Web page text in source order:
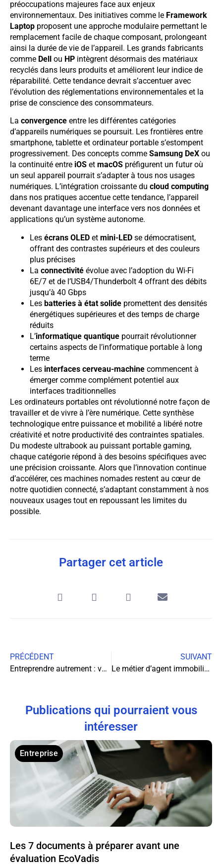
préoccupations majeures face aux enjeux
environnementaux. Des initiatives comme le Framework
Laptop proposent une approche modulaire permettant le
remplacement facile de chaque composant, prolongeant
ainsi la durée de vie de l’appareil. Les grands fabricants
comme Dell ou HP intègrent désormais des matériaux
recyclés dans leurs produits et améliorent leur indice de
réparabilité. Cette tendance devrait s’accentuer avec
l’évolution des réglementations environnementales et la
prise de conscience des consommateurs.
La convergence entre les différentes catégories
d’appareils numériques se poursuit. Les frontières entre
smartphone, tablette et ordinateur portable s’estompent
progressivement. Des concepts comme Samsung DeX ou
la continuité entre iOS et macOS préfigurent un futur où
un seul appareil pourrait s’adapter à tous nos usages
numériques. L’intégration croissante du cloud computing
dans nos pratiques accentue cette tendance, l’appareil
devenant davantage une interface vers nos données et
applications qu’un système autonome.
Les écrans OLED et mini-LED se démocratisent,
offrant des contrastes supérieurs et des couleurs
plus précises
La connectivité évolue avec l’adoption du Wi-Fi
6E/7 et de l’USB4/Thunderbolt 4 offrant des débits
jusqu’à 40 Gbps
Les batteries à état solide promettent des densités
énergétiques supérieures et des temps de charge
réduits
L’informatique quantique pourrait révolutionner
certains aspects de l’informatique portable à long
terme
Les interfaces cerveau-machine commencent à
émerger comme complément potentiel aux
interfaces traditionnelles
Les ordinateurs portables ont révolutionné notre façon de
travailler et de vivre à l’ère numérique. Cette synthèse
technologique entre puissance et mobilité a libéré notre
créativité et notre productivité des contraintes spatiales.
Du modeste ultrabook au puissant portable gaming,
chaque catégorie répond à des besoins spécifiques avec
une précision croissante. Alors que l’innovation continue
d’accélérer, ces machines nomades restent au cœur de
notre quotidien connecté, s’adaptant constamment à nos
nouveaux usages tout en repoussant les limites du
possible.
Partager cet article
PRÉCÉDENT
Entreprendre autrement : vers un modèle plus humain et durable
SUIVANT
Le métier d’agent immobilier mandataire: liberté et autonomie dans l’immobilier
Publications qui pourraient vous
intéresser
Entreprise
Les 7 documents à préparer avant une
évaluation EcoVadis